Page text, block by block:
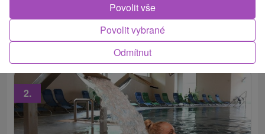
Pobyt s neomezeným vstupem do všech vnitřních a
venkovních bazénů. V ceně i láhev minerálky, 10%
sleva na masáže a během léta...
2.
Odmítnut
Povolit vybrané
Povolit vše